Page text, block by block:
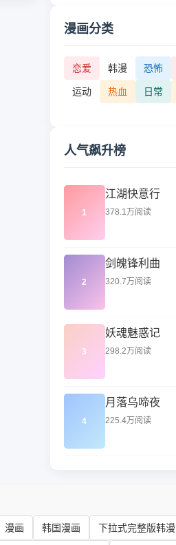
漫画分类
恋爱 韩漫 恐怖
运动 热血 日常
人气飙升榜
1
江湖快意行
378.1万阅读
2
剑魄锋利曲
320.7万阅读
3
妖魂魅惑记
298.2万阅读
4
月落乌啼夜
225.4万阅读
漫画 韩国漫画 下拉式完整版韩